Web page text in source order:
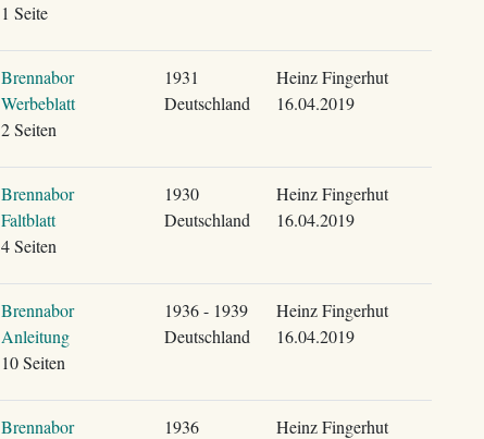
1 Seite
Brennabor
Werbeblatt
2 Seiten
1931
Deutschland
Heinz Fingerhut
16.04.2019
Brennabor
Faltblatt
4 Seiten
1930
Deutschland
Heinz Fingerhut
16.04.2019
Brennabor
Anleitung
10 Seiten
1936 - 1939
Deutschland
Heinz Fingerhut
16.04.2019
Brennabor
1936
Heinz Fingerhut